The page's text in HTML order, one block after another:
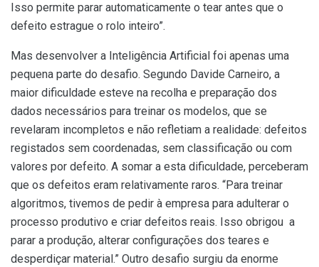
Isso permite parar automaticamente o tear antes que o
defeito estrague o rolo inteiro”.
Mas desenvolver a Inteligência Artificial foi apenas uma
pequena parte do desafio. Segundo Davide Carneiro, a
maior dificuldade esteve na recolha e preparação dos
dados necessários para treinar os modelos, que se
revelaram incompletos e não refletiam a realidade: defeitos
registados sem coordenadas, sem classificação ou com
valores por defeito. A somar a esta dificuldade, perceberam
que os defeitos eram relativamente raros. “Para treinar
algoritmos, tivemos de pedir à empresa para adulterar o
processo produtivo e criar defeitos reais. Isso obrigou a
parar a produção, alterar configurações dos teares e
desperdiçar material.” Outro desafio surgiu da enorme